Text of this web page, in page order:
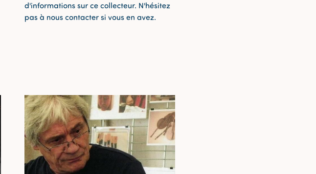
d'informations sur ce collecteur. N'hésitez
pas à nous contacter si vous en avez.